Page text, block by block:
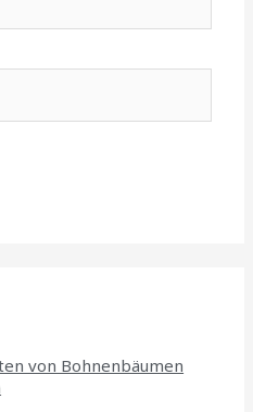
von Bohnenbäumen